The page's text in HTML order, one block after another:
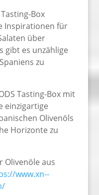
Box
Inspirationen für
über
gibt es unzählige
zu
Tasting-Box mit
einzigartige
Olivenöls
Horizonte zu
Olivenöle aus
www.xn--